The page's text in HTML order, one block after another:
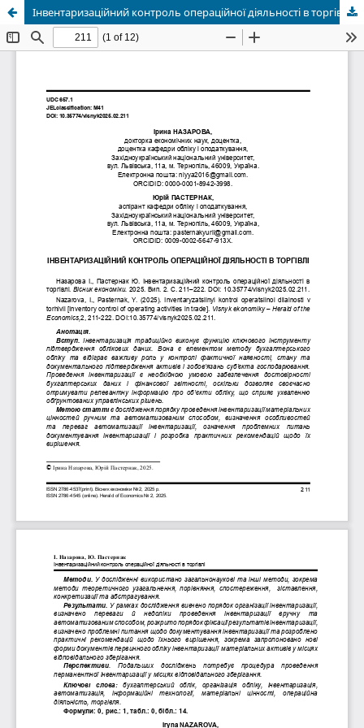
Інвентаризаційний контроль операційної діяльності в торгівлі